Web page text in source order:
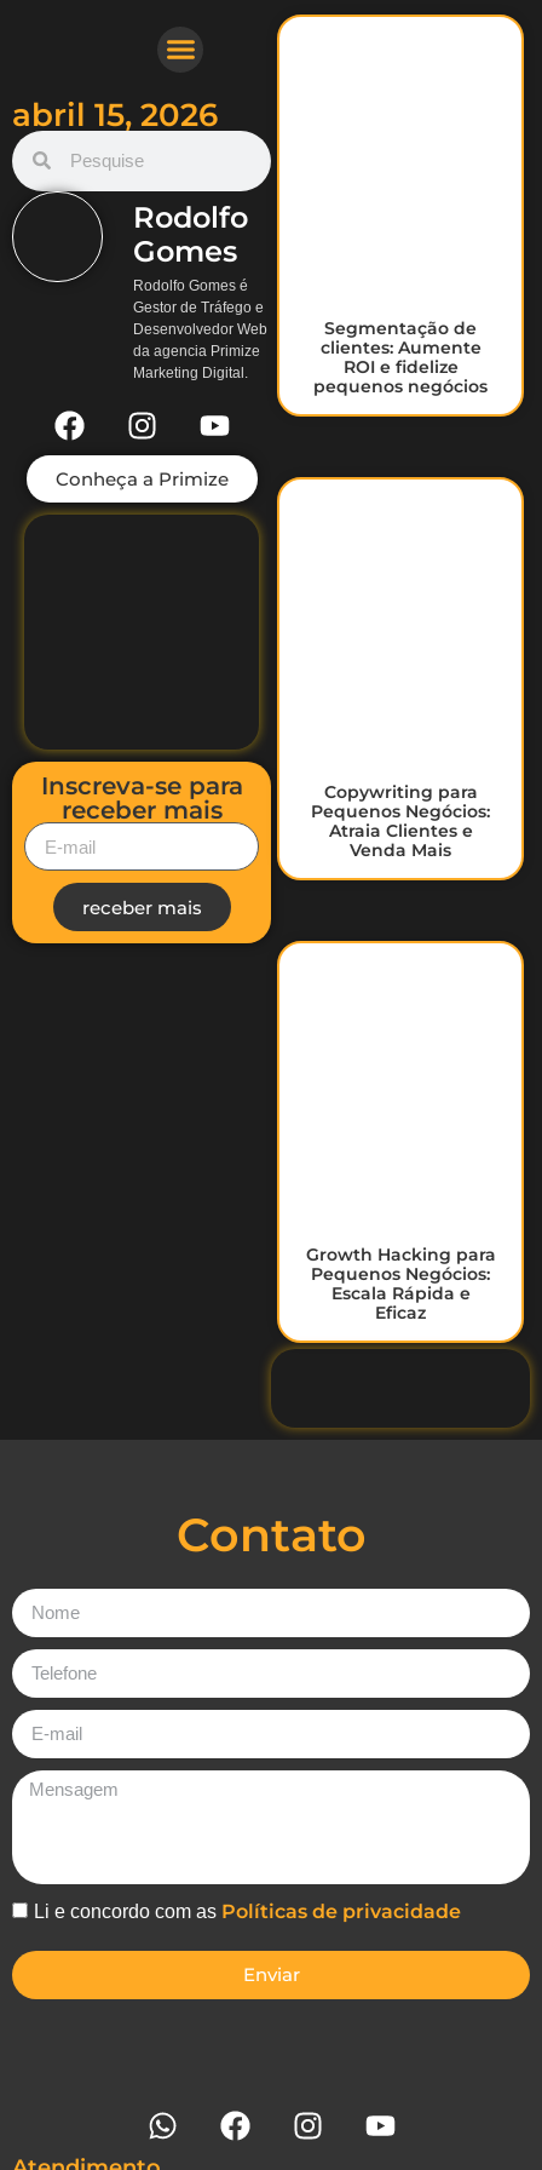
abril 15, 2026
Rodolfo
Gomes
Rodolfo Gomes é
Gestor de Tráfego e
Desenvolvedor Web
da agencia Primize
Marketing Digital.
Conheça a Primize
Inscreva-se para
receber mais
receber mais
Segmentação de
clientes: Aumente
ROI e fidelize
pequenos negócios
Copywriting para
Pequenos Negócios:
Atraia Clientes e
Venda Mais
Growth Hacking para
Pequenos Negócios:
Escala Rápida e
Eficaz
Contato
Li e concordo com as Políticas de privacidade
Enviar